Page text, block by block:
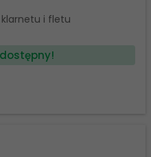
klarnetu i fletu